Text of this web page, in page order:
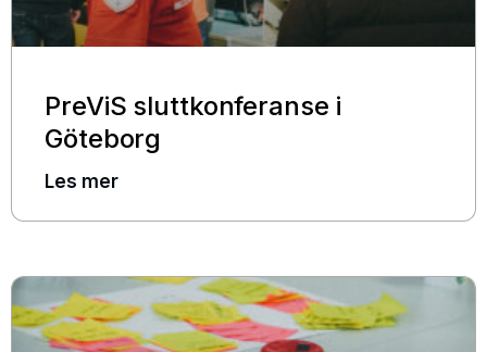
PreViS sluttkonferanse i
Göteborg
Les mer